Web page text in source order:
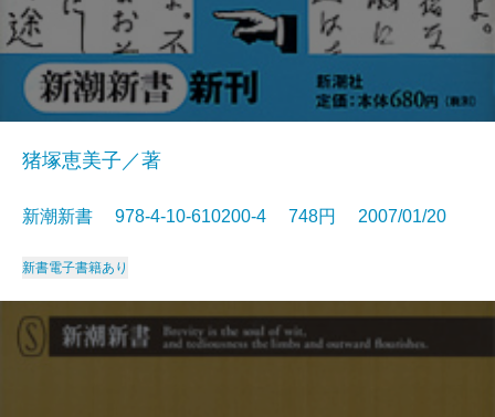
猪塚恵美子／著
新潮新書 978-4-10-610200-4 748円 2007/01/20
新書電子書籍あり